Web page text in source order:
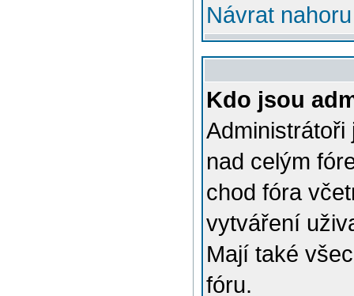
Návrat nahoru
Kdo jsou
nad celým
chod fóra
vytváření
Mají také
fóru.